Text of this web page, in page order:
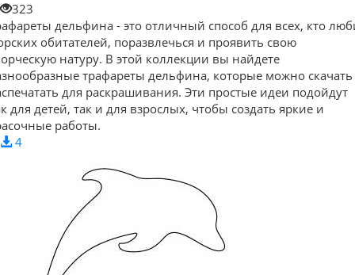
323
дельфина - это отличный способ для всех, кто
обитателей, поразвлечься и проявить свою
натуру. В этой коллекции вы найдете
трафареты дельфина, которые можно
для раскрашивания. Эти простые идеи подойдут
для детей, так и для взрослых, чтобы создать яркие и
работы.
4